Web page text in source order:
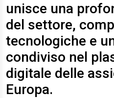
unisce una
del settore,
tecnologiche e
condiviso nel
digitale delle
Europa.